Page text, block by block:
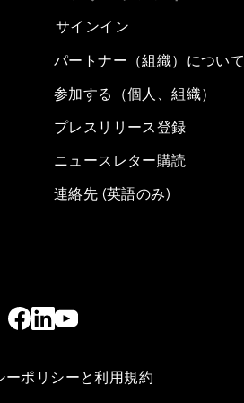
サインイン
パートナー（組織）につい
参加する（個人、組織）
プレスリリース登録
ニュースレター購読
連絡先 (英語のみ)
ーポリシーと利用規約